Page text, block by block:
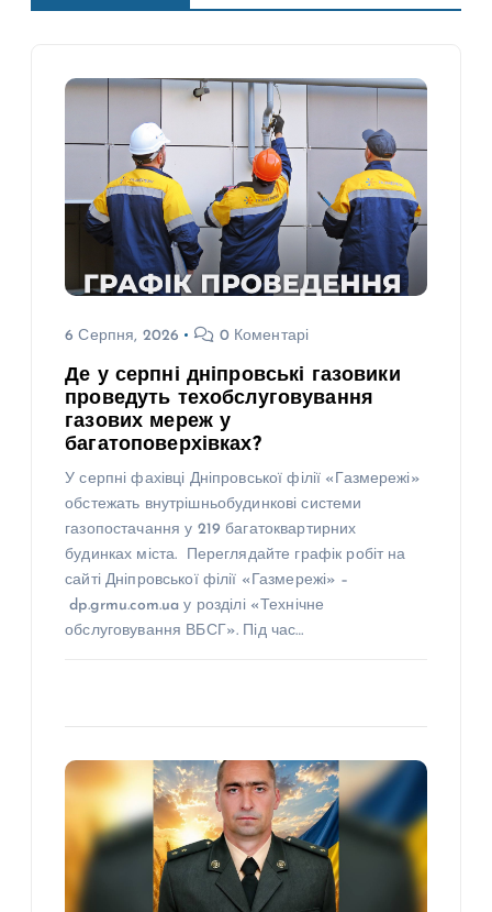
6 Серпня, 2026 0 Коментарі
Де у серпні дніпровські газовики
проведуть техобслуговування
газових мереж у
багатоповерхівках?
У серпні фахівці Дніпровської філії «Газмережі»
обстежать внутрішньобудинкові системи
газопостачання у 219 багатоквартирних
будинках міста. Переглядайте графік робіт на
сайті Дніпровської філії «Газмережі» –
dp.grmu.com.ua у розділі «Технічне
обслуговування ВБСГ». Під час…